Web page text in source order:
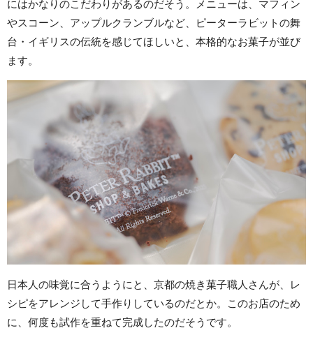
にはかなりのこだわりがあるのだそう。メニューは、マフィン
やスコーン、アップルクランブルなど、ピーターラビットの舞
台・イギリスの伝統を感じてほしいと、本格的なお菓子が並び
ます。
日本人の味覚に合うようにと、京都の焼き菓子職人さんが、レ
シピをアレンジして手作りしているのだとか。このお店のため
に、何度も試作を重ねて完成したのだそうです。